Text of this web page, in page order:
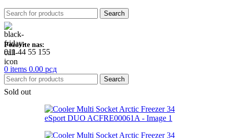
Search
Pozovite nas:
011 44 55 155
0 items 0.00 рсд
Search
Sold out